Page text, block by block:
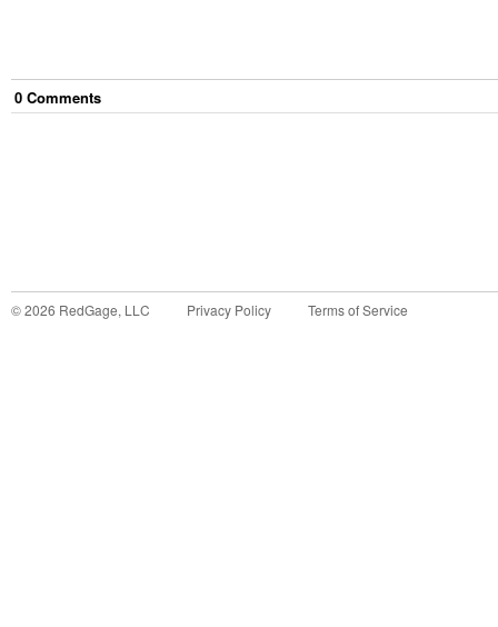
0 Comments
©2026 RedGage, LLC Privacy Policy Terms of Service